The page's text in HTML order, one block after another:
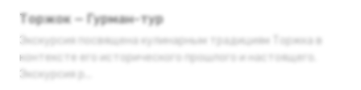
Торжок — Гурман-тур
Экскурсия посвящена кулинарным традициям Торжка в
контексте его исторического прошлого и настоящего.
Экскурсия р...